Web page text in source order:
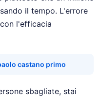
il tempo. L'errore
l'efficacia
castano primo
sbagliate, stai